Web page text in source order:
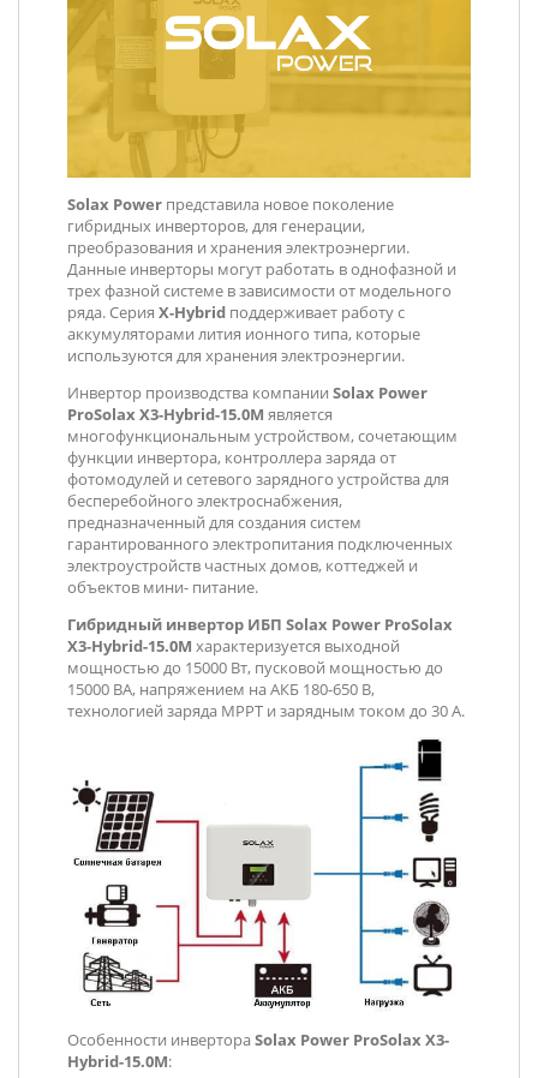
Solax Power представила новое поколение
гибридных инверторов, для генерации,
преобразования и хранения электроэнергии.
Данные инверторы могут работать в однофазной и
трех фазной системе в зависимости от модельного
ряда. Серия X-Hybrid поддерживает работу с
аккумуляторами лития ионного типа, которые
используются для хранения электроэнергии.
Инвертор производства компании Solax Power
ProSolax X3-Hybrid-15.0М является
многофункциональным устройством, сочетающим
функции инвертора, контроллера заряда от
фотомодулей и сетевого зарядного устройства для
бесперебойного электроснабжения,
предназначенный для создания систем
гарантированного электропитания подключенных
электроустройств частных домов, коттеджей и
объектов мини- питание.
Гибридный инвертор ИБП Solax Power ProSolax
X3-Hybrid-15.0М характеризуется выходной
мощностью до 15000 Вт, пусковой мощностью до
15000 ВА, напряжением на АКБ 180-650 В,
технологией заряда MPPT и зарядным током до 30 А.
Особенности инвертораSolax Power ProSolax X3-
Hybrid-15.0М: